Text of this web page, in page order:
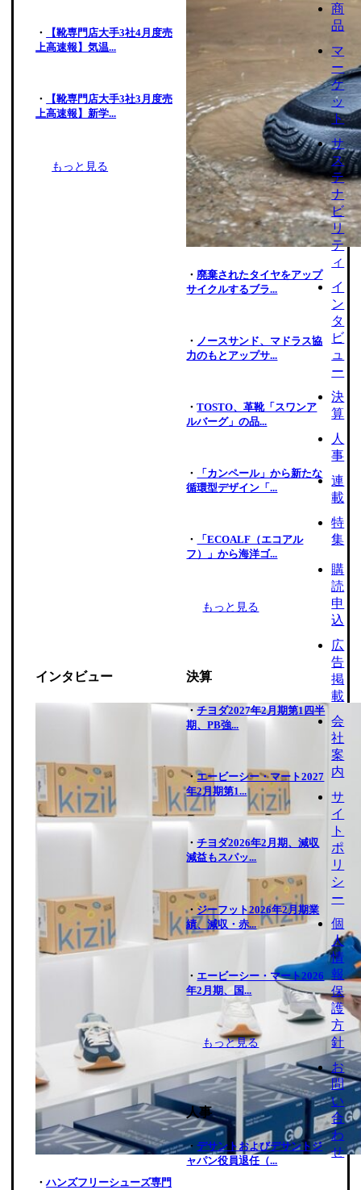
・
【靴専門店大手3社4月度売
上高速報】気温...
・
【靴専門店大手3社3月度売
上高速報】新学...
もっと見る
・ 廃棄されたタイヤをアップ
サイクルするブラ...
・ ノースサンド、マドラス協
力のもとアップサ...
・TOSTO、革靴「スワンア
ルバーグ」の品...
・
「カンペール」から新たな
循環型デザイン「...
・
「ECOALF（エコアル
フ）」から海洋ゴ...
もっと見る
インタビュー
・ハンズフリーシューズ専門
決算
・チヨダ2027年2月期第1四半
期、PB強...
・エービーシー・マート2027
年2月期第1...
・チヨダ2026年2月期、減収
減益もスパッ...
・ジーフット2026年2月期業
績、減収・赤...
・ エービーシー・マート2026
年2月期、国...
もっと見る
人事
・デサントおよびデサントジ
ャパン役員退任（...
商
品
マ
ー
ケ
ッ
ト
サ
ス
テ
ナ
ビ
リ
テ
ィ
イ
ン
タ
ビ
ュ
ー
決
算
人
事
連
載
特
集
購
読
申
込
広
告
掲
載
会
社
案
内
サ
イ
ト
ポ
リ
シ
ー
個
人
情
報
保
護
方
針
お
問
い
合
わ
せ